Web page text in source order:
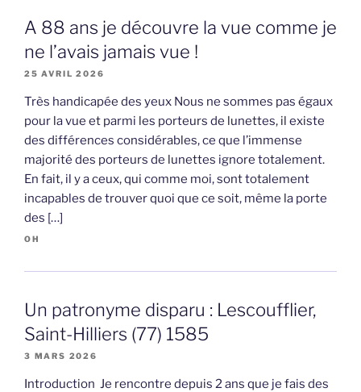
A 88 ans je découvre la vue comme je
ne l’avais jamais vue !
25 AVRIL 2026
Très handicapée des yeux Nous ne sommes pas égaux
pour la vue et parmi les porteurs de lunettes, il existe
des différences considérables, ce que l’immense
majorité des porteurs de lunettes ignore totalement.
En fait, il y a ceux, qui comme moi, sont totalement
incapables de trouver quoi que ce soit, même la porte
des […]
OH
Un patronyme disparu : Lescoufflier,
Saint-Hilliers (77) 1585
3 MARS 2026
Introduction Je rencontre depuis 2 ans que je fais des